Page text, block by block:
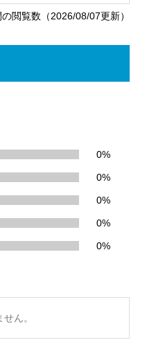
閲覧数（2026/08/07更新）
0%
0%
0%
0%
0%
ん。